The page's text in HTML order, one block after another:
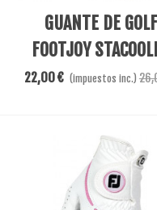
Ver Más
GUANTE DE GOLF
FOOTJOY
LADY
22,00 € (impuestos inc.)